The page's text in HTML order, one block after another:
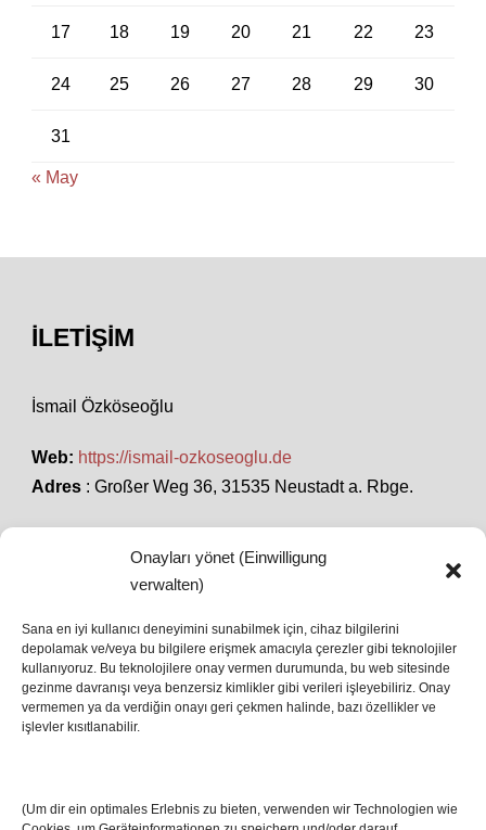
Onayları yönet (Einwilligung
verwalten)
Sana en iyi kullanıcı deneyimini sunabilmek için, cihaz bilgilerini
depolamak ve/veya bu bilgilere erişmek amacıyla çerezler gibi teknolojiler
kullanıyoruz. Bu teknolojilere onay vermen durumunda, bu web sitesinde
gezinme davranışı veya benzersiz kimlikler gibi verileri işleyebiliriz. Onay
vermemen ya da verdiğin onayı geri çekmen halinde, bazı özellikler ve
işlevler kısıtlanabilir.
(Um dir ein optimales Erlebnis zu bieten, verwenden wir Technologien wie
17 18 19 20 21 22 23
24 25 26 27 28 29 30
31
« May
İLETIŞIM
İsmail Özköseoğlu
Web: https://ismail-ozkoseoglu.de
Adres : Großer Weg 36, 31535 Neustadt a. Rbge.
SON HABERLER
İstanbul’da Avrupa Ligi Finali: Freiburg ve Aston
Villa Boğaz’da Tarih Yazmaya Hazırlanıyor
08 May 2026
17 Nis 2026